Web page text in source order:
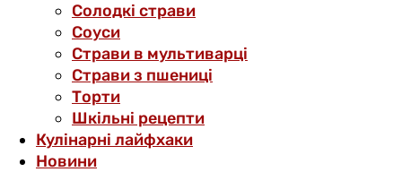
Солодкі страви
Соуси
Страви в мультиварці
Страви з пшениці
Торти
Шкільні рецепти
Кулінарні лайфхаки
Новини